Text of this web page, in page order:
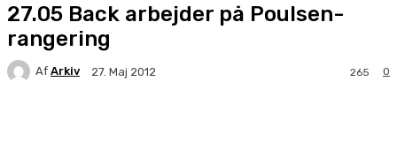
27.05 Back arbejder på Poulsen-
rangering
Af Arkiv 27. Maj 2012 0
265